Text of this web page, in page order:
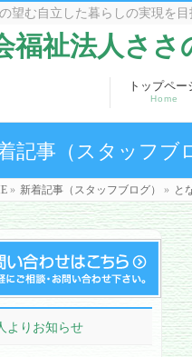
望む自立した暮らしの実現を
福祉法人ささ
トップペー
Home
記事（スタッフブ
» 新着記事（スタッフブログ） » と
よりお知らせ